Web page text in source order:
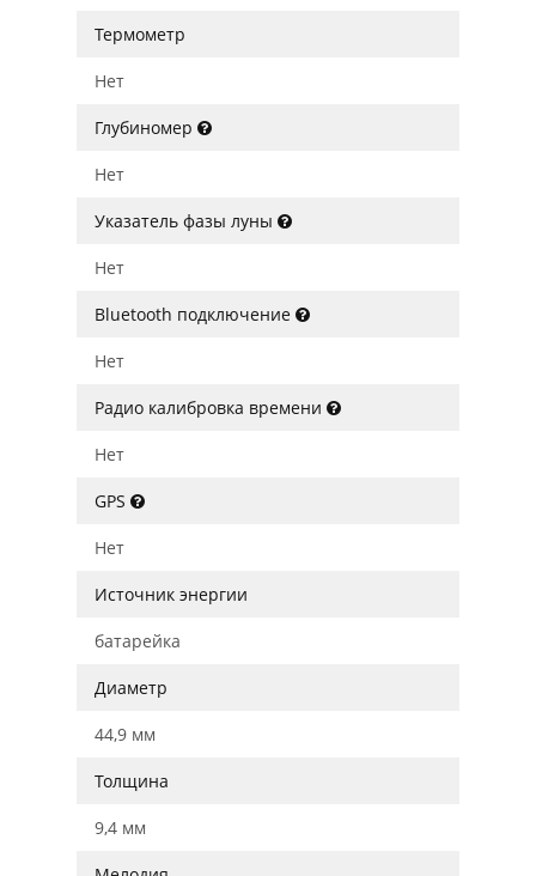
Термометр
Нет
Глубиномер
Нет
Указатель фазы луны
Нет
Bluetooth подключение
Нет
Радио калибровка времени
Нет
GPS
Нет
Источник энергии
батарейка
Диаметр
44,9 мм
Толщина
9,4 мм